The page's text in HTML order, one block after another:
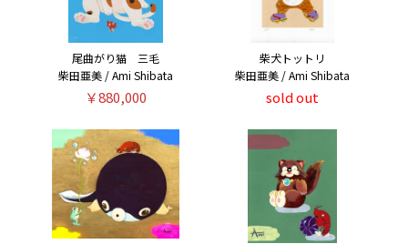
尾曲がり猫 三毛
柴田亜美 / Ami Shibata
￥880,000
柴犬トットリ
柴田亜美 / Ami Shibata
sold out